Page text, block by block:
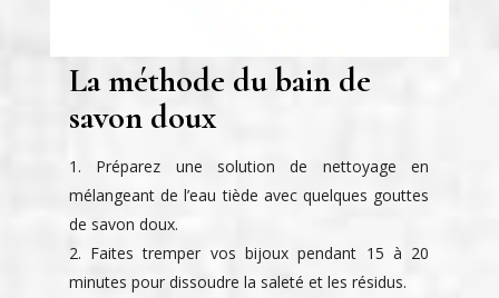
La méthode du bain de
savon doux
Préparez une solution de nettoyage en
mélangeant de l’eau tiède avec quelques gouttes
de savon doux.
Faites tremper vos bijoux pendant 15 à 20
minutes pour dissoudre la saleté et les résidus.